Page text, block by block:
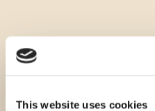
This website uses cookies
Andere Arten